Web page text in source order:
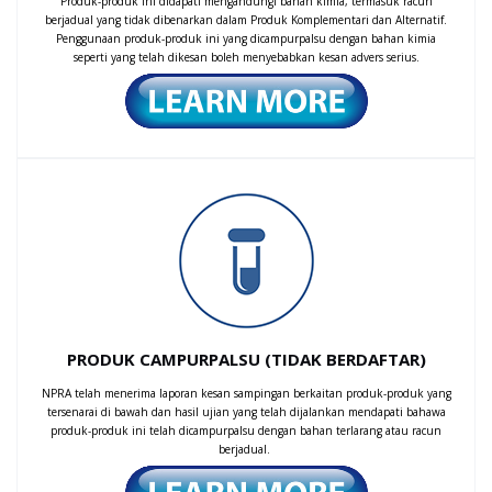
23
of use following evidence of
gadolinium deposits in the
brain after magnetic resonance
imaging (MRI) body scans
Overview Gadolinium-based contrast agents
MAC
Intravenous (IV) fluids
containing electrolytes and/or
carbohydrates: Risk of
hyponatraemia
Overview Intravenous (IV) fluids are given to
replenish substantial deficits or continuing
losses...
berjadual yang tidak dibenarkan dalam Produk Komplementari dan Alternatif.
Penggunaan produk-produk ini yang dicampurpalsu dengan bahan kimia
seperti yang telah dikesan boleh menyebabkan kesan advers serius.
PRODUK CAMPURPALSU (TIDAK BERDAFTAR)
NPRA telah menerima laporan kesan sampingan berkaitan produk-produk yang
tersenarai di bawah dan hasil ujian yang telah dijalankan mendapati bahawa
produk-produk ini telah dicampurpalsu dengan bahan terlarang atau racun
berjadual.